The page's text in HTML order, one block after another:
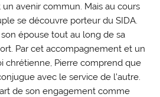
avenir commun. Mais au cours
se découvre porteur du SIDA.
épouse tout au long de sa
Par cet accompagnement et un
chrétienne, Pierre comprend que
avec le service de l’autre.
de son engagement comme